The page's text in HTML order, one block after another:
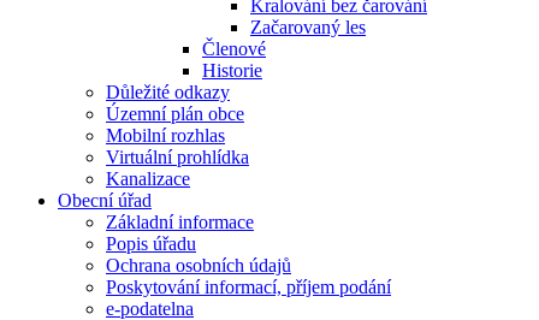
Kralování bez čarování
Začarovaný les
Členové
Historie
Důležité odkazy
Územní plán obce
Mobilní rozhlas
Virtuální prohlídka
Kanalizace
Obecní úřad
Základní informace
Popis úřadu
Ochrana osobních údajů
Poskytování informací, příjem podání
e-podatelna